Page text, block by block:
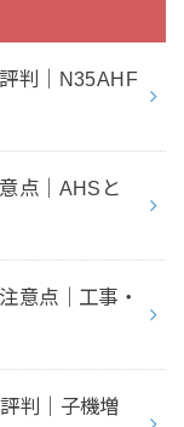
判｜N35AHF
点｜AHSと
意点｜工事・
判｜子機増